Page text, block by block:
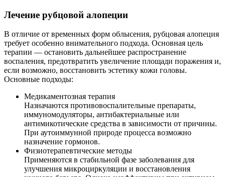
Лечение рубцовой алопеции
В отличие от временных форм облысения, рубцовая алопеция
требует особенно внимательного подхода. Основная цель
терапии — остановить дальнейшее распространение
воспаления, предотвратить увеличение площади поражения и,
если возможно, восстановить эстетику кожи головы.
Основные подходы:
Медикаментозная терапия
Назначаются противовоспалительные препараты,
иммуномодуляторы, антибактериальные или
антимикотические средства в зависимости от причины.
При аутоиммунной природе процесса возможно
назначение гормонов.
Физиотерапевтические методы
Применяются в стабильной фазе заболевания для
улучшения микроциркуляции и восстановления